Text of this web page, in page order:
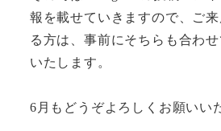
報を載せていきますので、ご
る方は、事前にそちらも合わ
いたします。
6月もどうぞよろしくお願いい